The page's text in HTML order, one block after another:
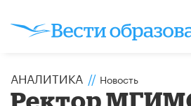
АНАЛИТИКА // Новость
Ректор